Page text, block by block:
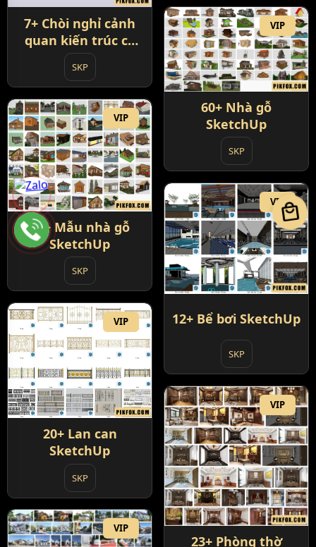
7+ Chòi nghỉ cảnh
quan kiến trúc cổ
SketchUp
SKP
VIP
60+ Nhà gỗ
SketchUp
SKP
VIP
61+ Mẫu nhà gỗ
SketchUp
SKP
VIP
12+ Bể bơi SketchUp
SKP
VIP
20+ Lan can
SketchUp
SKP
VIP
23+ Phòng thờ
VIP
local_mall